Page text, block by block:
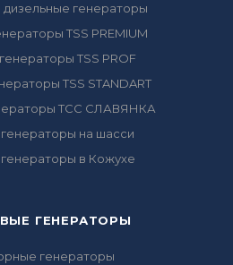
генераторы
TSS PREMIUM
TSS PROF
TSS STANDART
ТСС СЛАВЯНКА
на шасси
в Кожухе
ГЕНЕРАТОРЫ
генераторы